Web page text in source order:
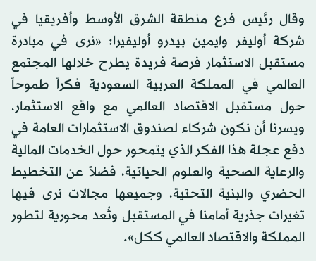
وقال رئيس فرع منطقة الشرق الأوسط وأفريقيا في
شركة أوليفر وايمين بيدرو أوليفيرا: «نرى في مبادرة
مستقبل الاستثمار فرصة فريدة يطرح خلالها المجتمع
العالمي في المملكة العربية السعودية فكراً طموحاً
حول مستقبل الاقتصاد العالمي مع واقع الاستثمار،
ويسرنا أن نكون شركاء لصندوق الاستثمارات العامة في
دفع عجلة هذا الفكر الذي يتمحور حول الخدمات المالية
والرعاية الصحية والعلوم الحياتية، فضلاً عن التخطيط
الحضري والبنية التحتية، وجميعها مجالات نرى فيها
تغيرات جذرية أمامنا في المستقبل وتُعد محورية لتطور
المملكة والاقتصاد العالمي ككل».